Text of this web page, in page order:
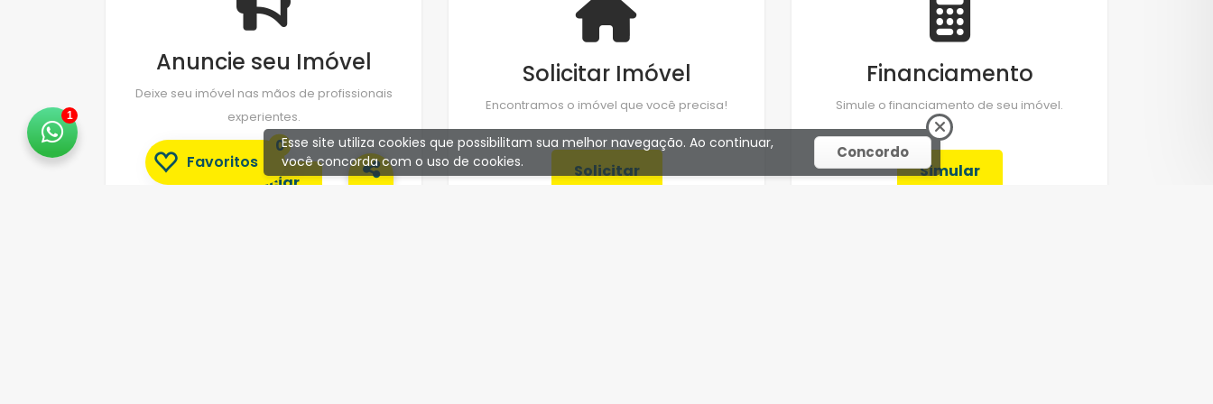
Anuncie seu Imóvel
Deixe seu imóvel nas mãos de profissionais
experientes.
Anunciar
Solicitar Imóvel
Encontramos o imóvel que você precisa!
Solicitar
Financiamento
Simule o financiamento de seu imóvel.
Simular
1
Favoritos
0Esse site utiliza cookies que possibilitam sua melhor navegação. Ao continuar,
você concorda com o uso de cookies.
Concordo